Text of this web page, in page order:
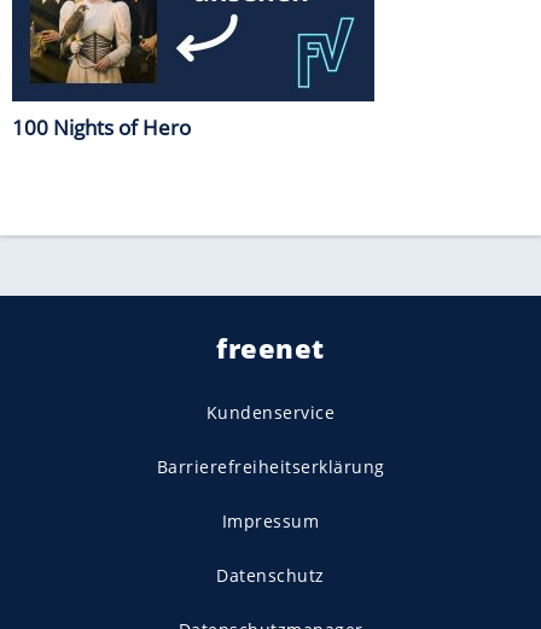
100 Nights of Hero
freenet
Kundenservice
Barrierefreiheitserklärung
Impressum
Datenschutz